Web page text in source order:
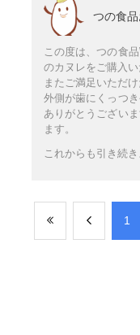
つの食
この度は、つの食
のカヌレをご購入
またご満足いただ
外側が歯にくっつ
ありがとうござい
ます。
これからも引き続
​1